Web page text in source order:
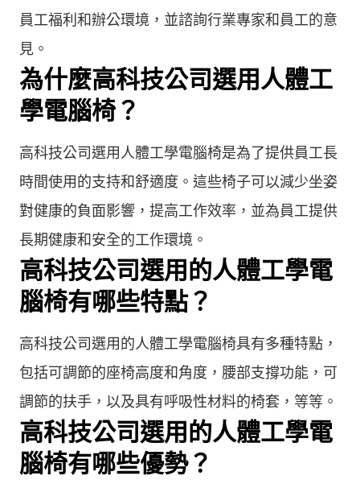
員工福利和辦公環境，並諮詢行業專家和員工的意
見。
為什麼高科技公司選用人體工
學電腦椅？
高科技公司選用人體工學電腦椅是為了提供員工長
時間使用的支持和舒適度。這些椅子可以減少坐姿
對健康的負面影響，提高工作效率，並為員工提供
長期健康和安全的工作環境。
高科技公司選用的人體工學電
腦椅有哪些特點？
高科技公司選用的人體工學電腦椅具有多種特點，
包括可調節的座椅高度和角度，腰部支撐功能，可
調節的扶手，以及具有呼吸性材料的椅套，等等。
高科技公司選用的人體工學電
腦椅有哪些優勢？